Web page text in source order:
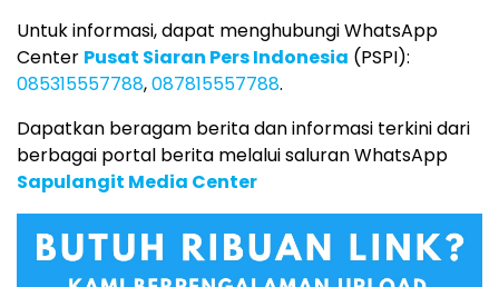
Untuk informasi, dapat menghubungi WhatsApp
Center Pusat Siaran Pers Indonesia (PSPI):
085315557788,087815557788.
Dapatkan beragam berita dan informasi terkini dari
berbagai portal berita melalui saluran WhatsApp
Sapulangit Media Center